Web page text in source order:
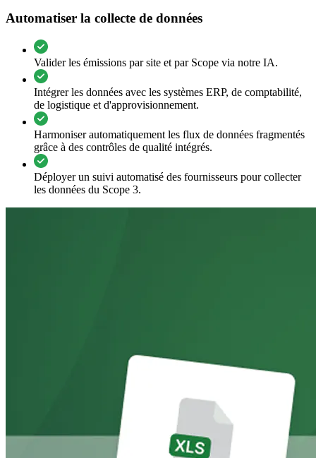
Automatiser la collecte de données
Valider les émissions par site et par Scope via notre IA.
Intégrer les données avec les systèmes ERP, de comptabilité,
de logistique et d'approvisionnement.
Harmoniser automatiquement les flux de données fragmentés
grâce à des contrôles de qualité intégrés.
Déployer un suivi automatisé des fournisseurs pour collecter
les données du Scope 3.